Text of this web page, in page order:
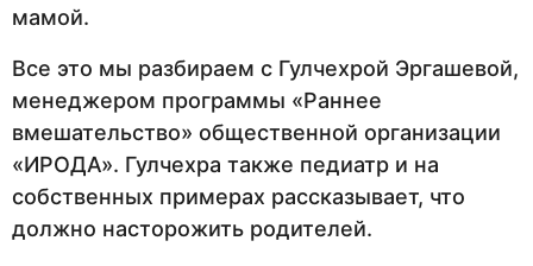
мамой.
Все это мы разбираем с Гулчехрой Эргашевой,
менеджером программы «Раннее
вмешательство» общественной организации
«ИРОДА». Гулчехра также педиатр и на
собственных примерах рассказывает, что
должно насторожить родителей.